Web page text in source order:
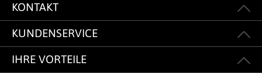
KONTAKT
KUNDENSERVICE
IHRE VORTEILE